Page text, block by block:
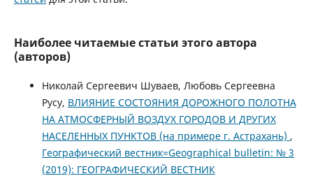
Наиболее читаемые статьи этого автора
(авторов)
Николай Сергеевич Шуваев, Любовь Сергеевна
Русу, ВЛИЯНИЕ СОСТОЯНИЯ ДОРОЖНОГО ПОЛОТНА
НА АТМОСФЕРНЫЙ ВОЗДУХ ГОРОДОВ И ДРУГИХ
НАСЕЛЕННЫХ ПУНКТОВ (на примере г. Астрахань) ,
Географический вестник=Geographical bulletin: № 3
(2019): ГЕОГРАФИЧЕСКИЙ ВЕСТНИК